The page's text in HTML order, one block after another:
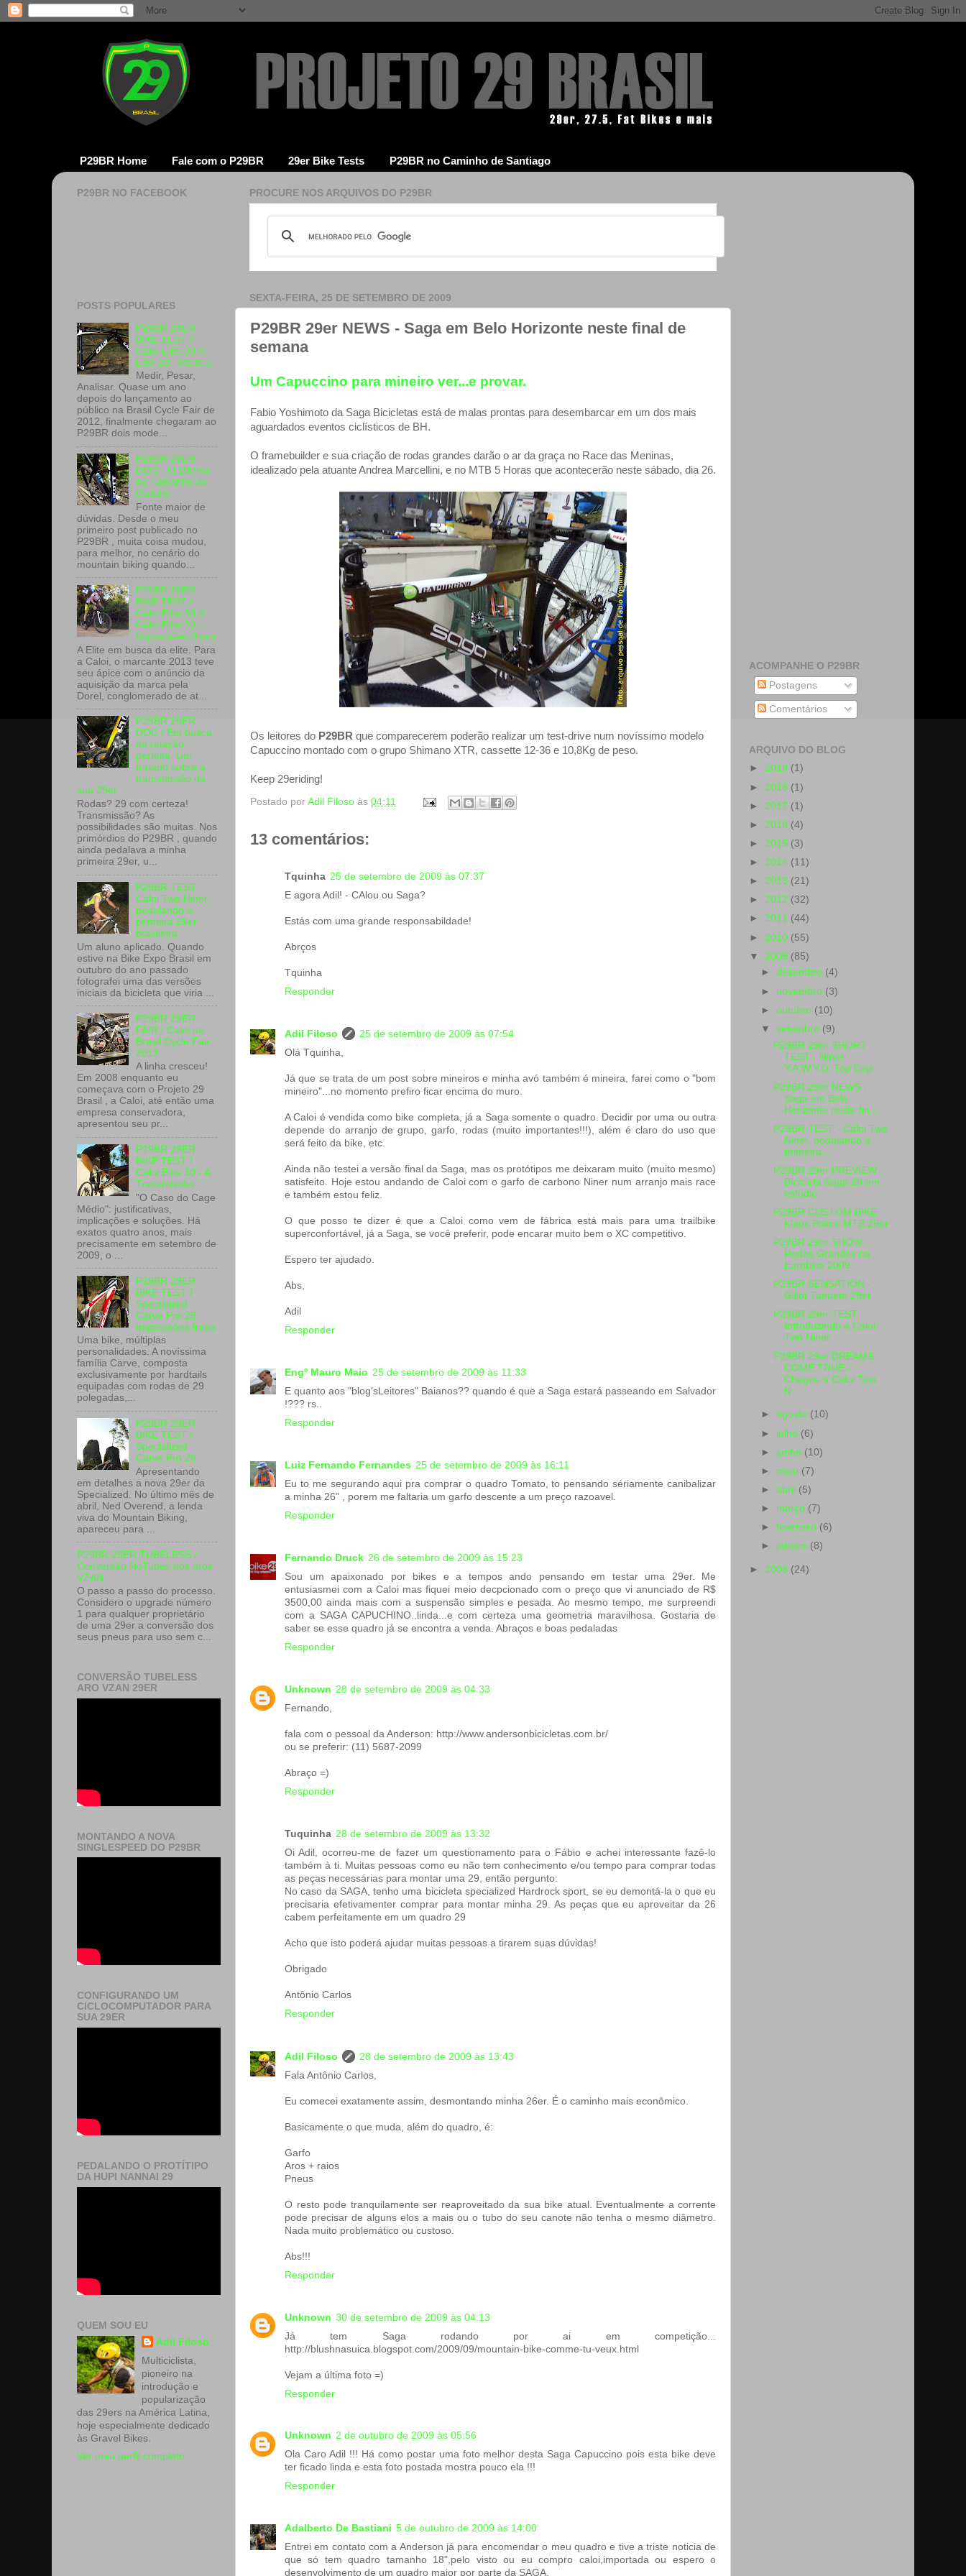
P29BR Home Fale com o P29BR 29er Bike Tests P29BR no Caminho de Santiago
PROCURE NOS ARQUIVOS DO P29BR
SEXTA-FEIRA, 25 DE SETEMBRO DE 2009
P29BR 29er NEWS - Saga em Belo Horizonte neste final de
semana
Um Capuccino para mineiro ver...e provar.
Fabio Yoshimoto da Saga Bicicletas está de malas prontas para desembarcar em um dos mais
aguardados eventos ciclísticos de BH.
O framebuilder e sua criação de rodas grandes darão o ar da graça no Race das Meninas,
idealizado pela atuante Andrea Marcellini, e no MTB 5 Horas que acontecerão neste sábado, dia 26.
Os leitores do P29BR que comparecerem poderão realizar um test-drive num novíssimo modelo
Capuccino montado com o grupo Shimano XTR, cassette 12-36 e 10,8Kg de peso.
Keep 29eriding!
Postado por Adil Filoso às 04:11
13 comentários:
Tquinha 25 de setembro de 2009 às 07:37
E agora Adil! - CAlou ou Saga?
Estás com uma grande responsabildade!
Abrços
Tquinha
Responder
Adil Filoso
25 de setembro de 2009 às 07:54
Olá Tquinha,
Já que se trata de um post sobre mineiros e minha avó também é mineira, farei como o "bom
mineiro"...no momento prefiro ficar encima do muro.
A Caloi é vendida como bike completa, já a Saga somente o quadro. Decidir por uma ou outra
depende do arranjo de grupo, garfo, rodas (muito importantes!!!), além é claro do uso que
será feito da bike, etc.
Ainda não testei a versão final da Saga, mas os protótipos me deixaram muito (muito mesmo)
satisfeito. Hoje estou andando de Caloi com o garfo de carbono Niner num arranjo mais race
e também estou feliz.
O que posso te dizer é que a Caloi como vem de fábrica está mais para uma trailbike
superconfortável, já a Saga, se você preferir, pode encarar muito bem o XC competitivo.
Espero ter ajudado.
Abs,
Adil
Responder
Engº Mauro Maio 25 de setembro de 2009 às 11:33
E quanto aos "blog'sLeitores" Baianos?? quando é que a Saga estará passeando em Salvador
!??? rs..
Responder
Luiz Fernando Fernandes 25 de setembro de 2009 às 16:11
Eu to me segurando aqui pra comprar o quadro Tomato, to pensando sériamente canibalizar
a minha 26" , porem me faltaria um garfo descente a um preço razoavel.
Responder
Fernando Druck 26 de setembro de 2009 às 15:23
Sou um apaixonado por bikes e a tempos ando pensando em testar uma 29er. Me
entusiasmei com a Caloi mas fiquei meio decpcionado com o preço que vi anunciado de R$
3500,00 ainda mais com a suspensão simples e pesada. Ao mesmo tempo, me surpreendi
com a SAGA CAPUCHINO..linda...e com certeza uma geometria maravilhosa. Gostaria de
saber se esse quadro já se encontra a venda. Abraços e boas pedaladas
Responder
Unknown 28 de setembro de 2009 às 04:33
Fernando,
fala com o pessoal da Anderson: http://www.andersonbicicletas.com.br/
ou se preferir: (11) 5687-2099
Abraço =)
Responder
Tuquinha 28 de setembro de 2009 às 13:32
Oi Adil, ocorreu-me de fazer um questionamento para o Fábio e achei interessante fazê-lo
também à ti. Muitas pessoas como eu não tem conhecimento e/ou tempo para comprar todas
as peças necessárias para montar uma 29, então pergunto:
No caso da SAGA, tenho uma bicicleta specialized Hardrock sport, se eu demontá-la o que eu
precisaria efetivamenter comprar para montar minha 29. As peças que eu aproveitar da 26
cabem perfeitamente em um quadro 29
Acho que isto poderá ajudar muitas pessoas a tirarem suas dúvidas!
Obrigado
Antônio Carlos
Responder
Adil Filoso
28 de setembro de 2009 às 13:43
Fala Antônio Carlos,
Eu comecei exatamente assim, desmontando minha 26er. É o caminho mais econômico.
Basicamente o que muda, além do quadro, é:
Garfo
Aros + raios
Pneus
O resto pode tranquilamente ser reaproveitado da sua bike atual. Eventualmente a corrente
pode precisar de alguns elos a mais ou o tubo do seu canote não tenha o mesmo diâmetro.
Nada muito problemático ou custoso.
Abs!!!
Responder
Unknown 30 de setembro de 2009 às 04:13
Já tem Saga rodando por ai em competição...
http://blushnasuica.blogspot.com/2009/09/mountain-bike-comme-tu-veux.html
Vejam a última foto =)
Responder
Unknown 2 de outubro de 2009 às 05:56
Ola Caro Adil !!! Há como postar uma foto melhor desta Saga Capuccino pois esta bike deve
ter ficado linda e esta foto postada mostra pouco ela !!!
Responder
Adalberto De Bastiani 5 de outubro de 2009 às 14:00
Entrei em contato com a Anderson já para encomendar o meu quadro e tive a triste noticia de
que só tem quadro tamanho 18",pelo visto ou eu compro caloi,importada ou espero o
desenvolvimento de um quadro maior por parte da SAGA.
P29BR NO FACEBOOK
POSTS POPULARES
P29BR 29ER
BIKE TEST /
Caloi Elite 30 X
Elite 20 - Parte 1
Medir, Pesar,
Analisar. Quase um ano
depois do lançamento ao
público na Brasil Cycle Fair de
2012, finalmente chegaram ao
P29BR dois mode...
P29BR 29ER
DOC - O Dilema
do Tamanho do
Quadro
Fonte maior de
dúvidas. Desde o meu
primeiro post publicado no
P29BR , muita coisa mudou,
para melhor, no cenário do
mountain biking quando...
P29BR 29ER
BIKE TEST /
Caloi Elite 30 X
Caloi Elite 20 -
Impressões finais
A Elite em busca da elite. Para
a Caloi, o marcante 2013 teve
seu ápice com o anúncio da
aquisição da marca pela
Dorel, conglomerado de at...
P29BR 29ER
DOC / Em busca
da relação
perfeita. Um
tratado sobre a
transmissão da
sua 29er
Rodas? 29 com certeza!
Transmissão? As
possibilidades são muitas. Nos
primórdios do P29BR , quando
ainda pedalava a minha
primeira 29er, u...
P29BR TEST -
Caloi Two Niner,
pedalando a
primeira 29er
brasileira
Um aluno aplicado. Quando
estive na Bike Expo Brasil em
outubro do ano passado
fotografei uma das versões
iniciais da bicicleta que viria ...
P29BR 29ER
FAIR / Caloi na
Brasil Cycle Fair
2012
A linha cresceu!
Em 2008 enquanto eu
começava com o Projeto 29
Brasil , a Caloi, até então uma
empresa conservadora,
apresentou seu pr...
P29BR 29ER
BIKE TEST /
Caloi Elite 30 - A
Transmissão
"O Caso do Cage
Médio": justificativas,
implicações e soluções. Há
exatos quatro anos, mais
precisamente em setembro de
2009, o ...
P29BR 29ER
BIKE TEST /
Specialized
Carve Pro 29 -
Impressões finais
Uma bike, múltiplas
personalidades. A novíssima
família Carve, composta
exclusivamente por hardtails
equipadas com rodas de 29
polegadas,...
P29BR 29ER
BIKE TEST /
Specialized
Carve Pro 29
Apresentando
em detalhes a nova 29er da
Specialized. No último mês de
abril, Ned Overend, a lenda
viva do Mountain Biking,
apareceu para ...
P29BR 29ER TUBELESS /
Conversão NoTubes nos aros
VZAN
O passo a passo do processo.
Considero o upgrade número
1 para qualquer proprietário
de uma 29er a conversão dos
seus pneus para uso sem c...
CONVERSÃO TUBELESS
ARO VZAN 29ER
MONTANDO A NOVA
SINGLESPEED DO P29BR
CONFIGURANDO UM
CICLOCOMPUTADOR PARA
SUA 29ER
PEDALANDO O PROTÍTIPO
DA HUPI NANNAI 29
QUEM SOU EU
Adil Filoso
Multiciclista,
pioneiro na
introdução e
popularização
das 29ers na América Latina,
hoje especialmente dedicado
às Gravel Bikes.
Ver meu perfil completo
ACOMPANHE O P29BR
Postagens
Comentários
ARQUIVO DO BLOG
► 2019 (1)
► 2018 (1)
► 2017 (1)
► 2016 (4)
► 2015 (3)
► 2014 (11)
► 2013 (21)
► 2012 (32)
► 2011 (44)
► 2010 (55)
▼ 2009 (85)
►dezembro (4)
► novembro (3)
►outubro (10)
▼setembro (9)
P29BR 29er SHORT
TEST - Niner
Y.A.W.Y.D. Top Cap
P29BR 29er NEWS -
Saga em Belo
Horizonte neste fin...
P29BR TEST - Caloi Two
Niner, pedalando a
primeira...
P29BR 29er PREVIEW -
Bicicleta Saga 29 em
estúdio
P29BR CUSTOM BIKE -
Klaus Poloni MTB 29er
P29BR 29er SHOW -
Rodas Grandes na
Eurobike 2009
P29BR SENSATION -
Gillot Tandem 29er
P29BR 29er TEST -
Introduzindo a Caloi
Two Niner
P29BR 29er DREAMS
COME TRUE -
Chegou a Caloi Two
N...
►agosto (10)
► julho (6)
► junho (10)
► maio (7)
►abril (5)
► março (7)
►fevereiro (6)
► janeiro (8)
► 2008 (24)